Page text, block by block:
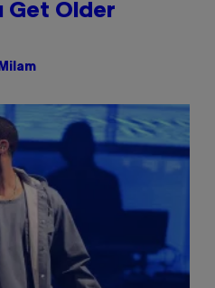
Get Older